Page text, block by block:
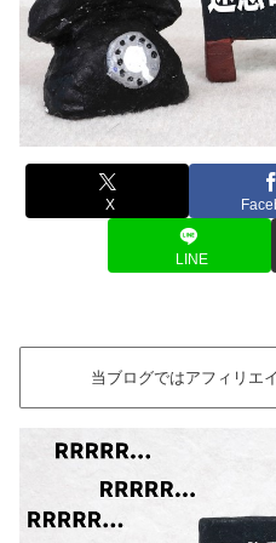
X
LINE
当ブログではアフィリエ